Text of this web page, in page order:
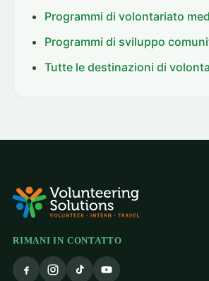
Programmi di volontariato
Programmi di sviluppo
Tutte le destinazioni di
RIMANI IN CONTATTO